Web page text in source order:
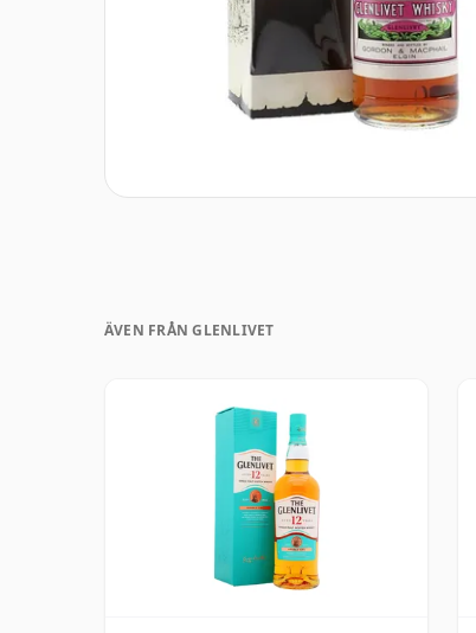
ÄVEN FRÅN GLENLIVET